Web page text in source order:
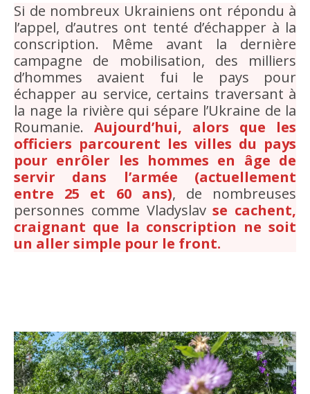
Si de nombreux Ukrainiens ont répondu à
l’appel, d’autres ont tenté d’échapper à la
conscription. Même avant la dernière
campagne de mobilisation, des milliers
d’hommes avaient fui le pays pour
échapper au service, certains traversant à
la nage la rivière qui sépare l’Ukraine de la
Roumanie. Aujourd’hui, alors que les
officiers parcourent les villes du pays
pour enrôler les hommes en âge de
servir dans l’armée (actuellement
entre 25 et 60 ans), de nombreuses
personnes comme Vladyslavse cachent,
craignant que la conscription ne soit
un aller simple pour le front.